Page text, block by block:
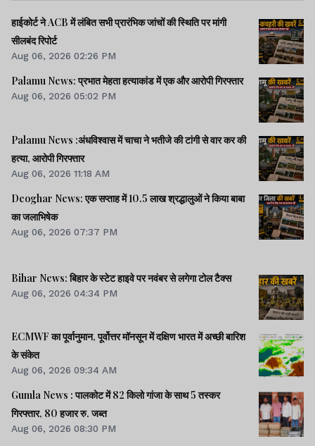
हाईकोर्ट ने ACB में लंबित सभी प्रारंभिक जांचों की स्थिति पर मांगी
सीलबंद रिपोर्ट
Aug 06, 2026 02:26 PM
Palamu News: प्रभात मेहता हत्याकांड में एक और आरोपी गिरफ्तार
Aug 06, 2026 05:02 PM
Palamu News :अंधविश्वास में चाचा ने भतीजे की टांगी से वार कर की
हत्या, आरोपी गिरफ्तार
Aug 06, 2026 11:18 AM
Deoghar News: एक सप्ताह में 10.5 लाख श्रद्धालुओं ने किया बाबा
का जलाभिषेक
Aug 06, 2026 07:37 PM
Bihar News: बिहार के स्टेट हाइवे पर नवंबर से लगेगा टोल टैक्स
Aug 06, 2026 04:34 PM
ECMWF का पूर्वानुमान, पूर्वोत्तर मॉनसून में दक्षिण भारत में अच्छी बारिश
के संकेत
Aug 06, 2026 09:34 AM
Gumla News : पालकोट में 82 किलो गांजा के साथ 5 तस्कर
गिरफ्तार, 80 हजार रु. जब्त
Aug 06, 2026 08:30 PM